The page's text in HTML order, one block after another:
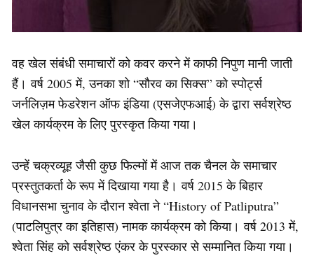
वह खेल संबंधी समाचारों को कवर करने में काफी निपुण मानी जाती
हैं। वर्ष 2005 में, उनका शो “सौरव का सिक्स” को स्पोर्ट्स
जर्नलिज़म फेडरेशन ऑफ इंडिया (एसजेएफआई) के द्वारा सर्वश्रेष्ठ
खेल कार्यक्रम के लिए पुरस्कृत किया गया।
उन्हें चक्रव्यूह जैसी कुछ फिल्मों में आज तक चैनल के समाचार
प्रस्तुतकर्ता के रूप में दिखाया गया है। वर्ष 2015 के बिहार
विधानसभा चुनाव के दौरान श्वेता ने “History of Patliputra”
(पाटलिपुत्र का इतिहास) नामक कार्यक्रम को किया। वर्ष 2013 में,
श्वेता सिंह को सर्वश्रेष्ठ एंकर के पुरस्कार से सम्मानित किया गया।